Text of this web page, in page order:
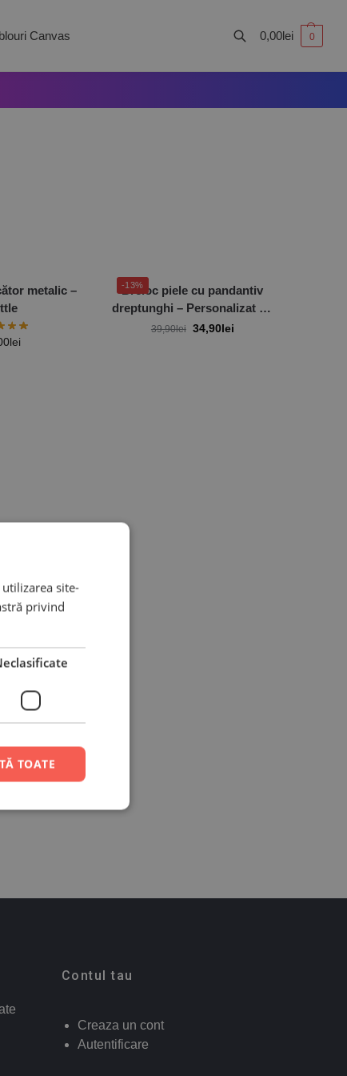
Canvas 0,00lei 0
metalic –
lei
-13%
Breloc piele cu pandantiv
dreptunghi – Personalizat cu
o poză
39,90lei 34,90lei
Contul tau
Creaza un cont
Autentificare
site-
privind
TOATE